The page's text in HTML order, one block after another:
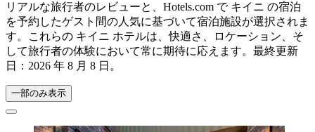
リアルな旅行者のレビューと、Hotels.com で キイニ の宿泊
を予約したゲスト間の人気に基づいて宿泊施設が選択されま
す。これらの キイニ ホテルは、快適さ、ロケーション、そ
して旅行者の体験において常に期待に応えます。最終更新
日： 2026 年 8 月 8 日 。
一部のみ表示